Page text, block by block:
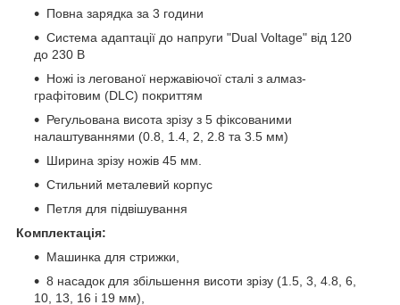
Повна зарядка за 3 години
Система адаптації до напруги "Dual Voltage" від 120
до 230 В
Ножі із легованої нержавіючої сталі з алмаз-
графітовим (DLC) покриттям
Регульована висота зрізу з 5 фіксованими
налаштуваннями (0.8, 1.4, 2, 2.8 та 3.5 мм)
Ширина зрізу ножів 45 мм.
Стильний металевий корпус
Петля для підвішування
Комплектація:
Машинка для стрижки,
8 насадок для збільшення висоти зрізу (1.5, 3, 4.8, 6,
10, 13, 16 і 19 мм),